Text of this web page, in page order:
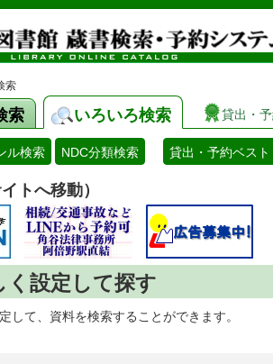
索
索 いろいろ検索 貸出・
ル検索 NDC分類検索 貸出・予約ベスト
トへ移動）
く設定して探す
して、資料を検索することができます。